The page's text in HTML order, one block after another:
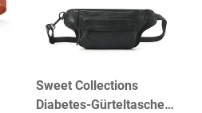
Sweet Collections
Diabetes-Gürteltasche